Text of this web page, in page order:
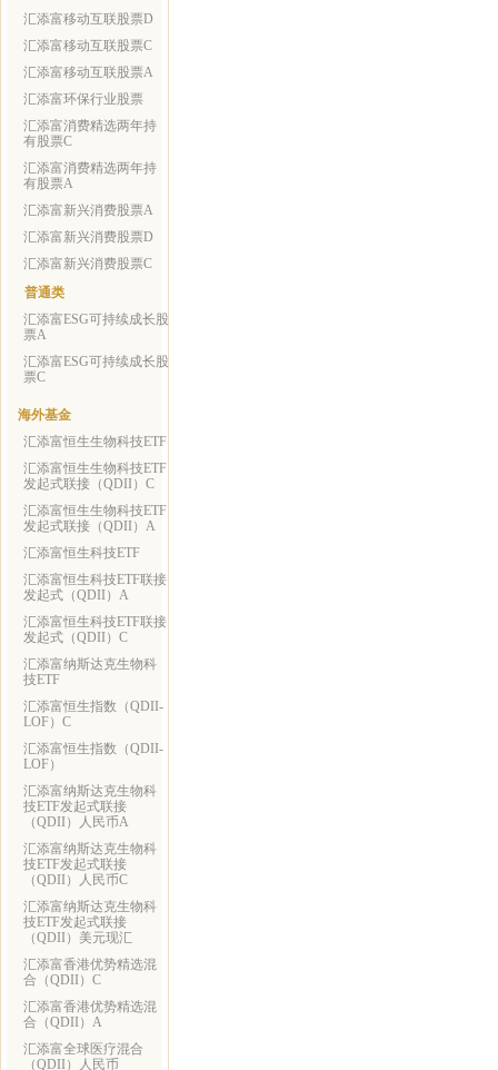
汇添富移动互联股票D
汇添富移动互联股票C
汇添富移动互联股票A
汇添富环保行业股票
汇添富消费精选两年持
有股票C
汇添富消费精选两年持
有股票A
汇添富新兴消费股票A
汇添富新兴消费股票D
汇添富新兴消费股票C
普通类
汇添富ESG可持续成长股
票A
汇添富ESG可持续成长股
票C
海外基金
汇添富恒生生物科技ETF
汇添富恒生生物科技ETF
发起式联接（QDII）C
汇添富恒生生物科技ETF
发起式联接（QDII）A
汇添富恒生科技ETF
汇添富恒生科技ETF联接
发起式（QDII）A
汇添富恒生科技ETF联接
发起式（QDII）C
汇添富纳斯达克生物科
技ETF
汇添富恒生指数（QDII-
LOF）C
汇添富恒生指数（QDII-
LOF）
汇添富纳斯达克生物科
技ETF发起式联接
（QDII）人民币A
汇添富纳斯达克生物科
技ETF发起式联接
（QDII）人民币C
汇添富纳斯达克生物科
技ETF发起式联接
（QDII）美元现汇
汇添富香港优势精选混
合（QDII）C
汇添富香港优势精选混
合（QDII）A
汇添富全球医疗混合
（QDII）人民币